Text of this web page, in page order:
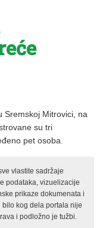
Sremskoj Mitrovici, na
su tri
pet osoba.
vlastite sadržaje
podataka, vizuelizacije
prikaze dokumenata i
kog dela portala nije
i podložno je tužbi.